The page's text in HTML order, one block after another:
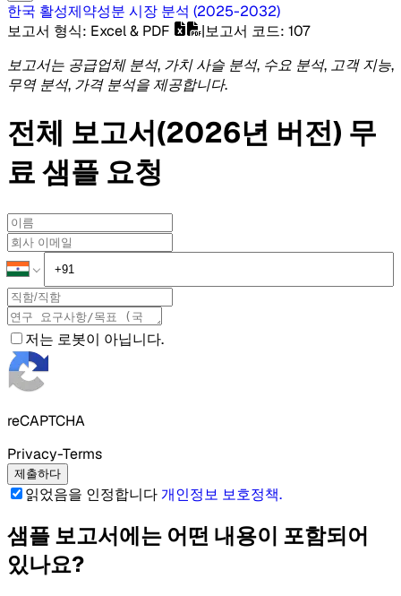
한국 활성제약성분 시장 분석 (2025-2032)
보고서 형식: Excel & PDF |보고서 코드: 107
보고서는 공급업체 분석, 가치 사슬 분석, 수요 분석, 고객 지능,
무역 분석, 가격 분석을 제공합니다.
전체 보고서(2026년 버전) 무
료 샘플 요청
저는 로봇이 아닙니다.
reCAPTCHA
Privacy-Terms
제출하다
읽었음을 인정합니다개인정보 보호정책.
샘플 보고서에는 어떤 내용이 포함되어
있나요?